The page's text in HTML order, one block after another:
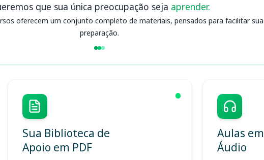
que sua única preocupação seja aprender.
oferecem um conjunto completo de materiais, pensados para facilitar sua
preparação.
Sua Biblioteca de
Apoio em PDF
Aulas em
Áudio